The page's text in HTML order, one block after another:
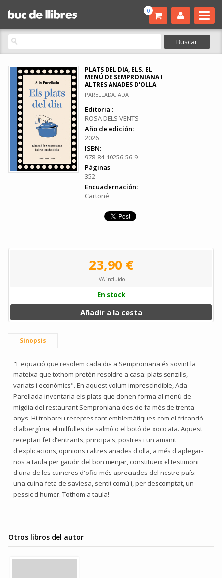
0
PLATS DEL DIA, ELS. EL
MENÚ DE SEMPRONIANA I
ALTRES ANADES D'OLLA
PARELLADA, ADA
Editorial:
ROSA DELS VENTS
Año de edición:
2026
ISBN:
978-84-10256-56-9
Páginas:
352
Encuadernación:
Cartoné
23,90 €
IVA incluido
En stock
Añadir a la cesta
Sinopsis
"L'equació que resolem cada dia a Semproniana és sovint la
mateixa que tothom pretén resoldre a casa: plats senzills,
variats i econòmics". En aquest volum imprescindible, Ada
Parellada inventaria els plats que donen forma al menú de
migdia del restaurant Semproniana des de fa més de trenta
anys. Hi trobareu receptes tant emblemàtiques com el fricandó
d'albergínia, el milfulles de salmó o el botó de xocolata. Aquest
receptari fet d'entrants, principals, postres i un amanit
d'explicacions, opinions i altres anades d'olla, a més d'aplegar-
nos a taula per gaudir del bon menjar, constitueix el testimoni
d'una de les cuineres d'ofici més apreciades del nostre país:
una cuina feta de saviesa, sentit comú i, per descomptat, un
pessic d'humor. Tothom a taula!
Otros libros del autor